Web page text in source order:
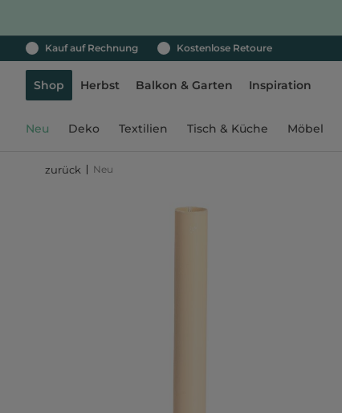
Kauf auf Rechnung Kostenlose Retoure
Shop Herbst Balkon & Garten Inspiration
Neu Deko Textilien Tisch & Küche Möbel
zurück Neu